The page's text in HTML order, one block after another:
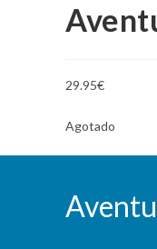
29.95€
Agotado